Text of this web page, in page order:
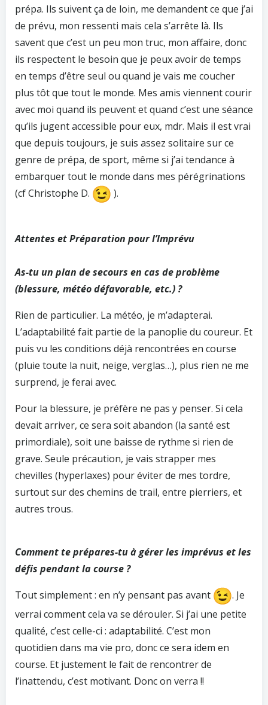
prépa. Ils suivent ça de loin, me demandent ce que j’ai
de prévu, mon ressenti mais cela s’arrête là. Ils
savent que c’est un peu mon truc, mon affaire, donc
ils respectent le besoin que je peux avoir de temps
en temps d’être seul ou quand je vais me coucher
plus tôt que tout le monde. Mes amis viennent courir
avec moi quand ils peuvent et quand c’est une séance
qu’ils jugent accessible pour eux, mdr. Mais il est vrai
que depuis toujours, je suis assez solitaire sur ce
genre de prépa, de sport, même si j’ai tendance à
embarquer tout le monde dans mes pérégrinations
(cf Christophe D.
).
Attentes et Préparation pour l’Imprévu
As-tu un plan de secours en cas de problème
(blessure, météo défavorable, etc.) ?
Rien de particulier. La météo, je m’adapterai.
L’adaptabilité fait partie de la panoplie du coureur. Et
puis vu les conditions déjà rencontrées en course
(pluie toute la nuit, neige, verglas…), plus rien ne me
surprend, je ferai avec.
Pour la blessure, je préfère ne pas y penser. Si cela
devait arriver, ce sera soit abandon (la santé est
primordiale), soit une baisse de rythme si rien de
grave. Seule précaution, je vais strapper mes
chevilles (hyperlaxes) pour éviter de mes tordre,
surtout sur des chemins de trail, entre pierriers, et
autres trous.
Comment te prépares-tu à gérer les imprévus et les
défis pendant la course ?
Tout simplement : en n’y pensant pas avant
. Je
verrai comment cela va se dérouler. Si j’ai une petite
qualité, c’est celle-ci : adaptabilité. C’est mon
quotidien dans ma vie pro, donc ce sera idem en
course. Et justement le fait de rencontrer de
l’inattendu, c’est motivant. Donc on verra !!